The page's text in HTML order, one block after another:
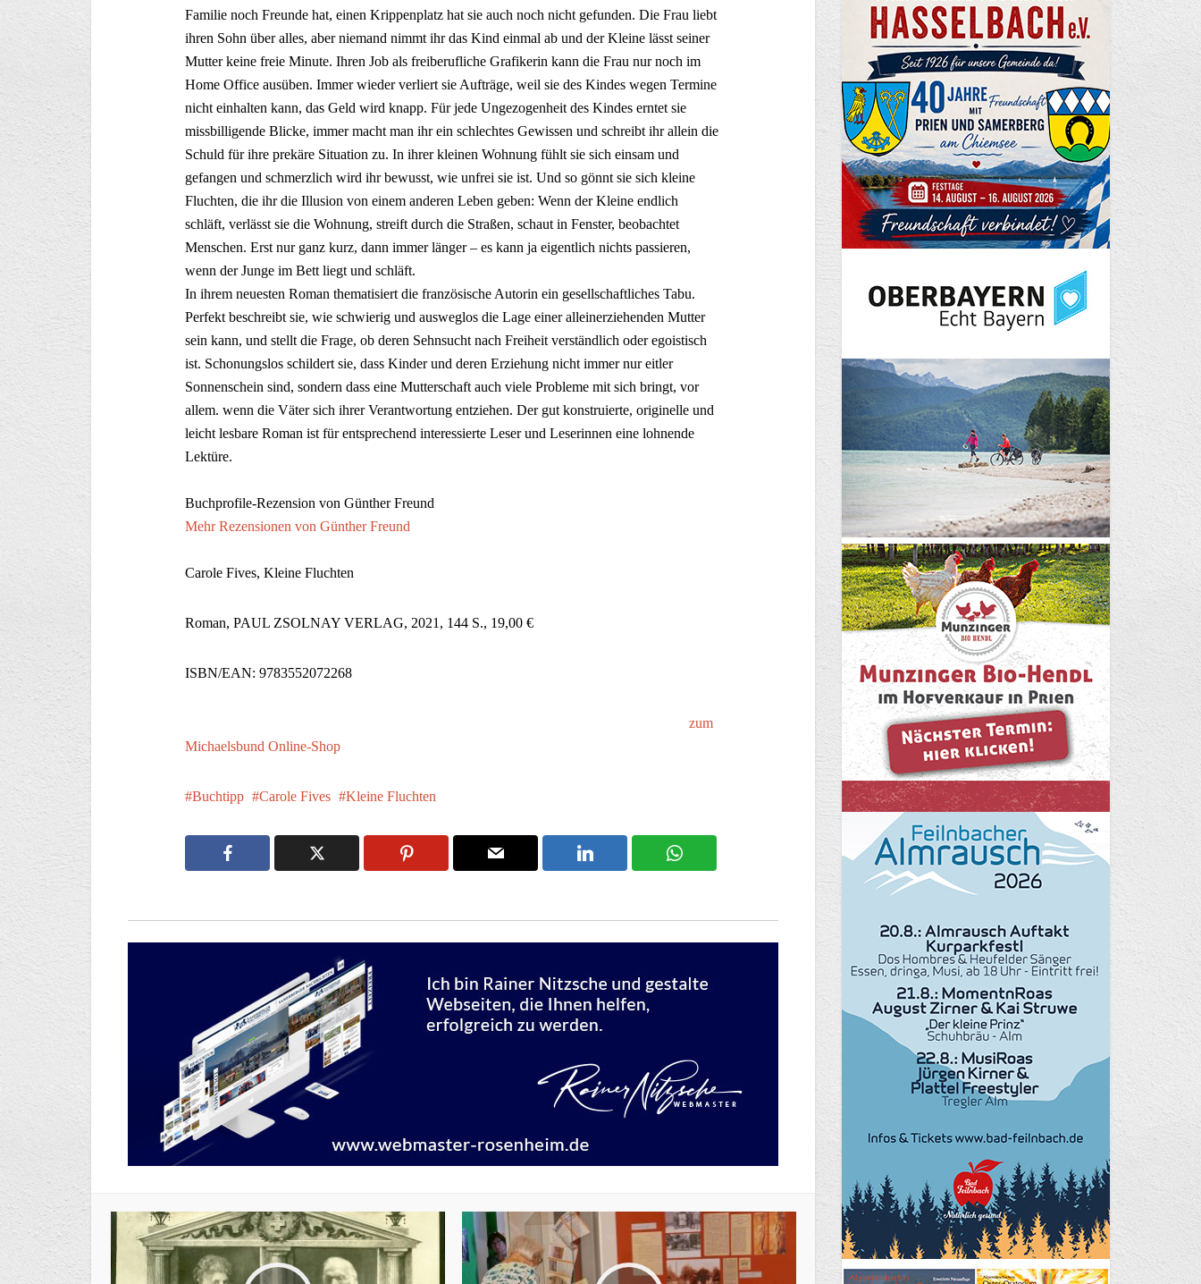
Familie noch Freunde hat, einen Krippenplatz hat sie auch noch nicht gefunden. Die Frau liebt
ihren Sohn über alles, aber niemand nimmt ihr das Kind einmal ab und der Kleine lässt seiner
Mutter keine freie Minute. Ihren Job als freiberufliche Grafikerin kann die Frau nur noch im
Home Office ausüben. Immer wieder verliert sie Aufträge, weil sie des Kindes wegen Termine
nicht einhalten kann, das Geld wird knapp. Für jede Ungezogenheit des Kindes erntet sie
missbilligende Blicke, immer macht man ihr ein schlechtes Gewissen und schreibt ihr allein die
Schuld für ihre prekäre Situation zu. In ihrer kleinen Wohnung fühlt sie sich einsam und
gefangen und schmerzlich wird ihr bewusst, wie unfrei sie ist. Und so gönnt sie sich kleine
Fluchten, die ihr die Illusion von einem anderen Leben geben: Wenn der Kleine endlich
schläft, verlässt sie die Wohnung, streift durch die Straßen, schaut in Fenster, beobachtet
Menschen. Erst nur ganz kurz, dann immer länger – es kann ja eigentlich nichts passieren,
wenn der Junge im Bett liegt und schläft.
In ihrem neuesten Roman thematisiert die französische Autorin ein gesellschaftliches Tabu.
Perfekt beschreibt sie, wie schwierig und ausweglos die Lage einer alleinerziehenden Mutter
sein kann, und stellt die Frage, ob deren Sehnsucht nach Freiheit verständlich oder egoistisch
ist. Schonungslos schildert sie, dass Kinder und deren Erziehung nicht immer nur eitler
Sonnenschein sind, sondern dass eine Mutterschaft auch viele Probleme mit sich bringt, vor
allem. wenn die Väter sich ihrer Verantwortung entziehen. Der gut konstruierte, originelle und
leicht lesbare Roman ist für entsprechend interessierte Leser und Leserinnen eine lohnende
Lektüre.
Buchprofile-Rezension von Günther Freund
Mehr Rezensionen von Günther Freund
Carole Fives, Kleine Fluchten
Roman, PAUL ZSOLNAY VERLAG, 2021, 144 S., 19,00 €
ISBN/EAN: 9783552072268
zum
Michaelsbund Online-Shop
Buchtipp Carole Fives Kleine Fluchten